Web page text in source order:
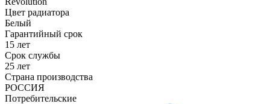
Цвет радиатора
Белый
Гарантийный срок
15 лет
Срок службы
25 лет
Страна производства
РОССИЯ
Потребительские